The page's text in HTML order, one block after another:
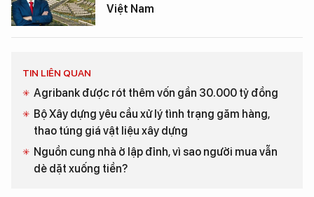
Việt Nam
TIN LIÊN QUAN
Agribank được rót thêm vốn gần 30.000 tỷ đồng
Bộ Xây dựng yêu cầu xử lý tình trạng găm hàng,
thao túng giá vật liệu xây dựng
Nguồn cung nhà ở lập đỉnh, vì sao người mua vẫn
dè dặt xuống tiền?